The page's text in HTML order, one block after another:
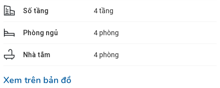
Số tầng
4 tầng
Phòng ngủ 4 phòng
Nhà tắm 4 phòng
Xem trên bản đồ